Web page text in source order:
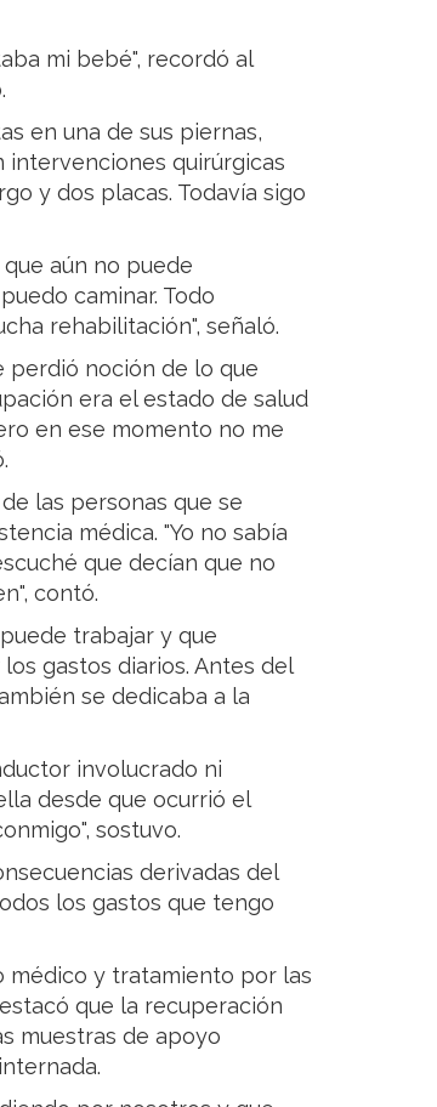
mi bebé", recordó al
en una de sus piernas,
quirúrgicas
y dos placas. Todavía sigo
aún no puede
caminar. Todo
rehabilitación", señaló.
perdió noción de lo que
era el estado de salud
en ese momento no me
las personas que se
médica. "Yo no sabía
que decían que no
contó.
trabajar y que
gastos diarios. Antes del
se dedicaba a la
involucrado ni
desde que ocurrió el
sostuvo.
derivadas del
los gastos que tengo
médico y tratamiento por las
que la recuperación
muestras de apoyo